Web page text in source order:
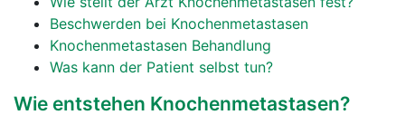
Beschwerden bei Knochenmetastasen
Knochenmetastasen Behandlung
Was kann der Patient selbst tun?
Wie entstehen Knochenmetastasen?